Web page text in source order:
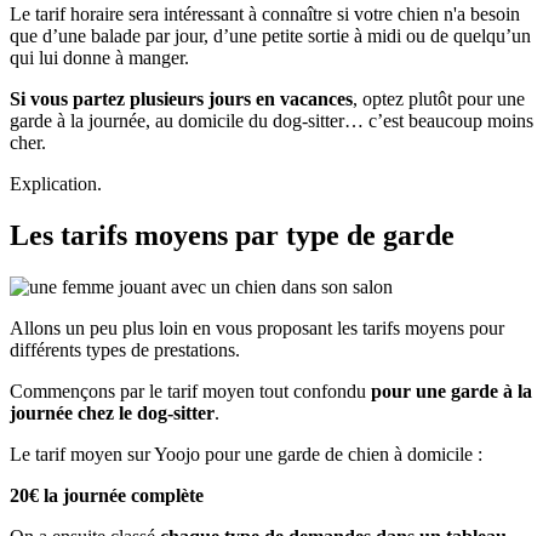
Le tarif horaire sera intéressant à connaître si votre chien n'a besoin
que d’une balade par jour, d’une petite sortie à midi ou de quelqu’un
qui lui donne à manger.
Si vous partez plusieurs jours en vacances, optez plutôt pour une
garde à la journée, au domicile du dog-sitter… c’est beaucoup moins
cher.
Explication.
Les tarifs moyens par type de garde
Allons un peu plus loin en vous proposant les tarifs moyens pour
différents types de prestations.
Commençons par le tarif moyen tout confondu pour une garde à la
journée chez le dog-sitter.
Le tarif moyen sur Yoojo pour une garde de chien à domicile :
20€ la journée complète